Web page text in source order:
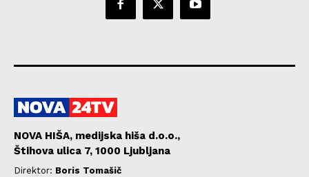
NOVA HIŠA, medijska hiša d.o.o.,
Štihova ulica 7, 1000 Ljubljana
Direktor: Boris Tomašič